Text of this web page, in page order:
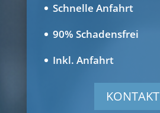
Schnelle Anfahrt
90% Schadensfrei
Inkl. Anfahrt
KONTAKT